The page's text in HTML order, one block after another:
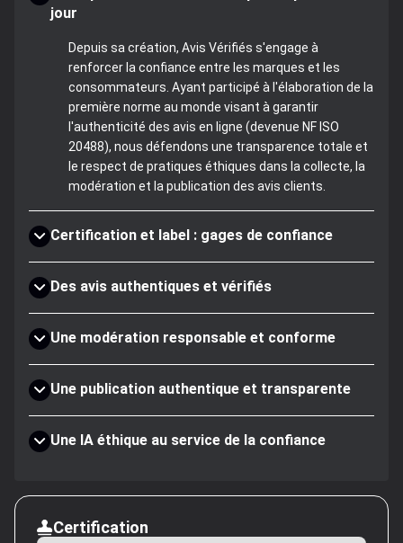
jour
Depuis sa création, Avis Vérifiés s'engage à
renforcer la confiance entre les marques et les
consommateurs. Ayant participé à l'élaboration de la
première norme au monde visant à garantir
l'authenticité des avis en ligne (devenue NF ISO
20488), nous défendons une transparence totale et
le respect de pratiques éthiques dans la collecte, la
modération et la publication des avis clients.
Certification et label : gages de confiance
Des avis authentiques et vérifiés
Une modération responsable et conforme
Une publication authentique et transparente
Une IA éthique au service de la confiance
Certification